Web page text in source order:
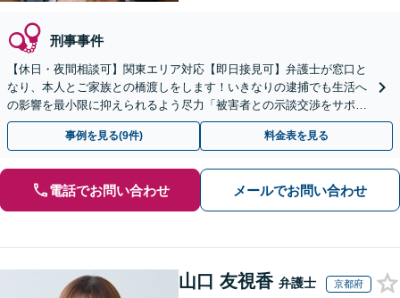
刑事事件
【休日・夜間相談可】関東エリア対応【即日接見可】弁護士が窓口と
なり、本人とご家族との橋渡しをします！いきなりの逮捕でも生活へ
の影響を最小限に抑えられるよう尽力「被害者との示談交渉をサポー
ト」「任意取調べにも対応」
事例を見る(9件) 料金表を見る
電話でお問い合わせ メールでお問い合わせ
山口 友視香 弁護士 京都府